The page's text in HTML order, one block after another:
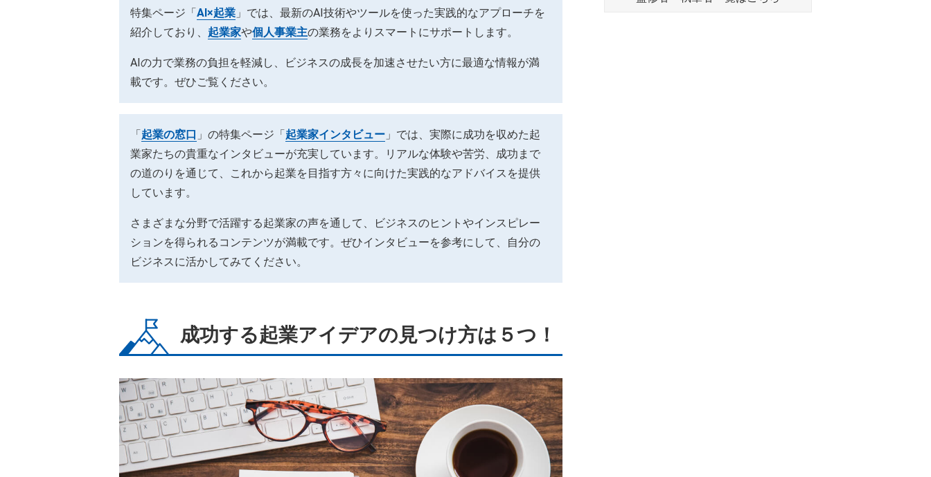
特集ページ「AI×起業 」では、最新のAI技術やツールを使った実践的なアプローチを
紹介しており、 起業家や個人事業主の業務をよりスマートにサポートします。
AIの力で業務の負担を軽減し、ビジネスの成長を加速させたい方に最適な情報が満
載です。ぜひご覧ください。
「起業の窓口 」の特集ページ「起業家インタビュー 」では、実際に成功を収めた起
業家たちの貴重なインタビューが充実しています。リアルな体験や苦労、成功まで
の道のりを通じて、これから起業を目指す方々に向けた実践的なアドバイスを提供
しています。
さまざまな分野で活躍する起業家の声を通して、ビジネスのヒントやインスピレー
ションを得られるコンテンツが満載です。ぜひインタビューを参考にして、自分の
ビジネスに活かしてみてください。
成功する起業アイデアの見つけ方は５つ！